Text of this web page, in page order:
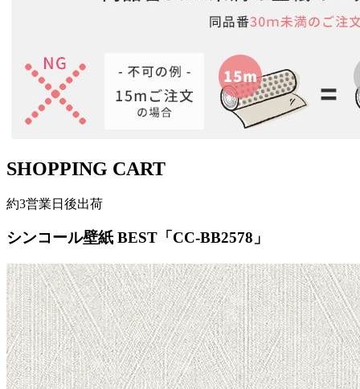
SHOPPING CART
約3営業日後出荷
シンコール壁紙 BEST「CC-BB2578」